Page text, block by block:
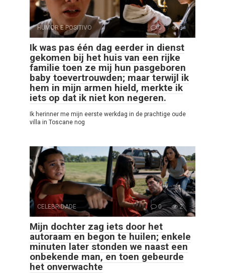
HUMOR E POSITIVO 0 3
Ik was pas één dag eerder in dienst
gekomen bij het huis van een rijke
familie toen ze mij hun pasgeboren
baby toevertrouwden; maar terwijl ik
hem in mijn armen hield, merkte ik
iets op dat ik niet kon negeren.
Ik herinner me mijn eerste werkdag in de prachtige oude
villa in Toscane nog
CELEBRIDADE 0 2
Mijn dochter zag iets door het
autoraam en begon te huilen; enkele
minuten later stonden we naast een
onbekende man, en toen gebeurde
het onverwachte